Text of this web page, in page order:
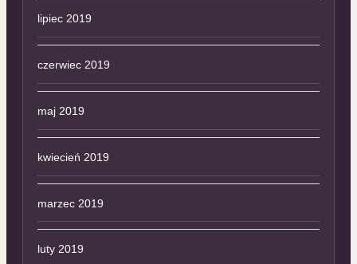
lipiec 2019
czerwiec 2019
maj 2019
kwiecień 2019
marzec 2019
luty 2019